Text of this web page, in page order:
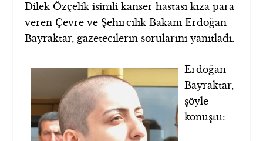
Dilek Özçelik isimli kanser hastası kıza para
veren Çevre ve Şehircilik Bakanı Erdoğan
Bayraktar, gazetecilerin sorularını yanıtladı.
Erdoğan
Bayraktar,
şöyle
konuştu: